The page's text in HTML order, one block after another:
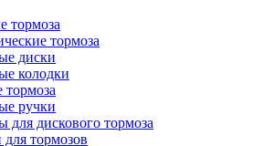
тормоза
тормоза
диски
колодки
ручки
для дискового тормоза
для тормозов